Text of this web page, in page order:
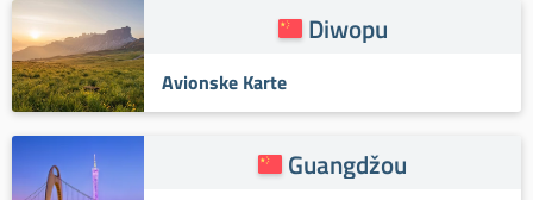
Diwopu
Avionske Karte
Guangdžou